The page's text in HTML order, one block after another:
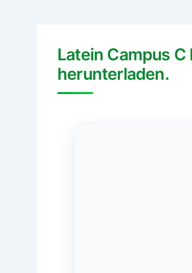
Latein Campus
herunterladen.